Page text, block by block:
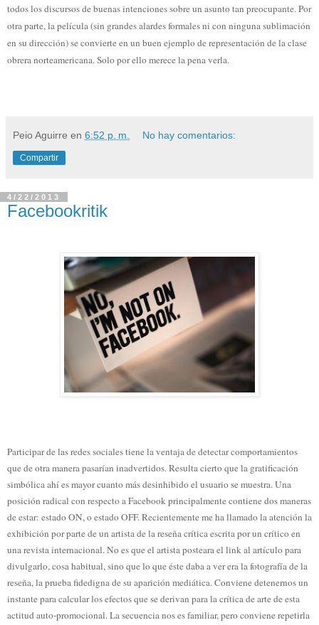
todos los discursos de buenas intenciones sobre un asunto tan preocupante. Por
otra parte, la película (sin grandes alardes formales ni con ninguna sublimación
en su dirección) se convierte en un buen ejemplo de representación de la clase
obrera norteamericana. Solo por ello merece la pena verla.
Peio Aguirre en 6:52 p. m. No hay comentarios:
Compartir
4/22/2013
Facebookritik
Participar de las redes sociales tiene la ventaja de detectar comportamientos
que de otra manera pasarían inadvertidos. Resulta cierto que la gratificación
simbólica ahí es mayor cuanto más desinhibido el usuario se muestra. Una
posición radical con respecto a Facebook principalmente contiene dos maneras
de estar: estado ON, o estado OFF. Recientemente me ha llamado la atención la
exhibición por parte de un artista de la reseña crítica escrita por un crítico en
una revista internacional. No es que el artista posteara el link al artículo para
divulgarlo, cosa habitual, sino que lo que éste daba a ver era la fotografía de la
reseña, la prueba fidedigna de su aparición mediática. Conviene detenernos un
instante para calcular los efectos que se derivan para la crítica de arte de esta
actitud auto-promocional. La secuencia nos es familiar, pero conviene repetirla